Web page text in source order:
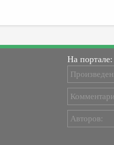
На портале:
Авторов: